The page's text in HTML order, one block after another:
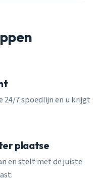
24/7 spoedlijn en u krijgt
plaatse
en stelt met de juiste